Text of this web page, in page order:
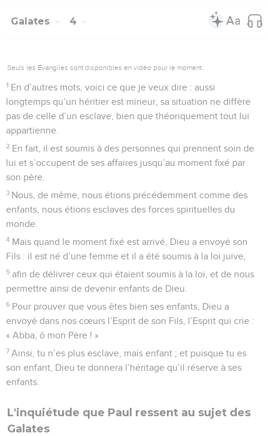
Galates 4
Seuls les Évangiles sont disponibles en vidéo pour le moment.
1 En d’autres mots, voici ce que je veux dire : aussi
longtemps qu’un héritier est mineur, sa situation ne diffère
pas de celle d’un esclave, bien que théoriquement tout lui
appartienne.
2 En fait, il est soumis à des personnes qui prennent soin de
lui et s’occupent de ses affaires jusqu’au moment fixé par
son père.
3 Nous, de même, nous étions précédemment comme des
enfants, nous étions esclaves des forces spirituelles du
monde.
4 Mais quand le moment fixé est arrivé, Dieu a envoyé son
Fils : il est né d’une femme et il a été soumis à la loi juive,
5 afin de délivrer ceux qui étaient soumis à la loi, et de nous
permettre ainsi de devenir enfants de Dieu.
6 Pour prouver que vous êtes bien ses enfants, Dieu a
envoyé dans nos cœurs l’Esprit de son Fils, l’Esprit qui crie :
« Abba, ô mon Père ! »
7 Ainsi, tu n’es plus esclave, mais enfant ; et puisque tu es
son enfant, Dieu te donnera l’héritage qu’il réserve à ses
enfants.
L'inquiétude que Paul ressent au sujet des
Galates